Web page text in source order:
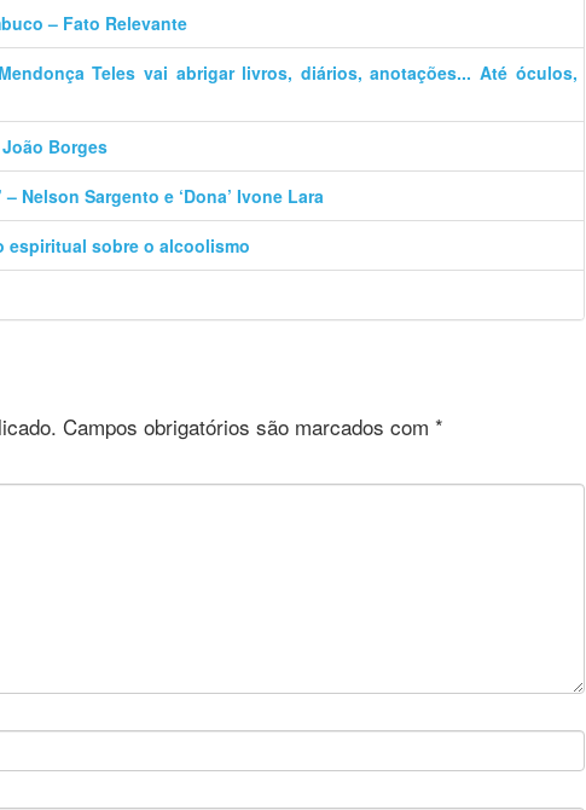
– Fato Relevante
Teles vai abrigar livros, diários, anotações... Até óculos,
João Borges
– Nelson Sargento e ‘Dona’ Ivone Lara
espiritual sobre o alcoolismo
Campos obrigatórios são marcados com *